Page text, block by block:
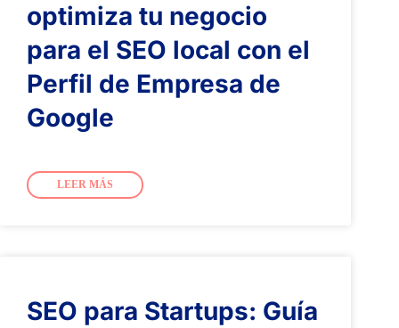
optimiza tu negocio
para el SEO local con el
Perfil de Empresa de
Google
LEER MÁS
SEO para Startups: Guía